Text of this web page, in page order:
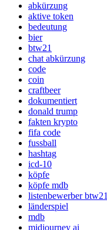
abkürzung
aktive token
bedeutung
bier
btw21
chat abkürzung
code
coin
craftbeer
dokumentiert
donald trump
fakten krypto
fifa code
fussball
hashtag
icd-10
köpfe
köpfe mdb
listenbewerber btw21
länderspiel
mdb
midjourney ai